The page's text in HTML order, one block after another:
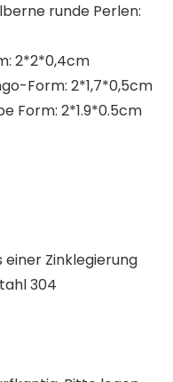
runde Perlen:
2*2*0,4cm
Form: 2*1,7*0,5cm
Form: 2*1.9*0.5cm
Zinklegierung
304